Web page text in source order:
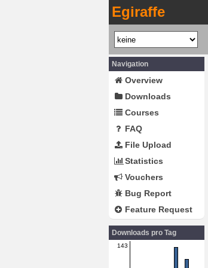
Egiraffe
Navigation
Overview
Downloads
Courses
FAQ
File Upload
Statistics
Vouchers
Bug Report
Feature Request
Downloads pro Tag
143